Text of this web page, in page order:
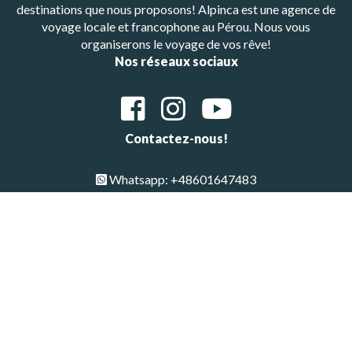
destinations que nous proposons! Alpinca est une agence de
voyage locale et francophone au Pérou. Nous vous
organiserons le voyage de vos rêve!
Nos réseaux sociaux
Contactez-nous!
Whatsapp: +48601647483